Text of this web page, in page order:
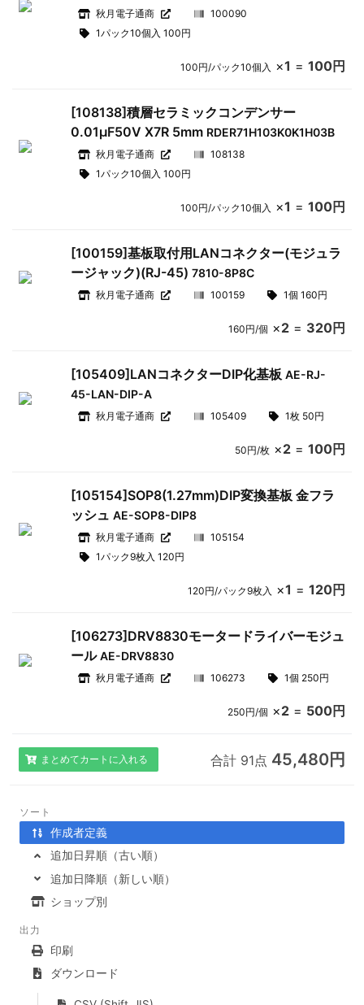
秋月電子通商
100090
1パック10個入 100円
100円/パック10個入 ×1 = 100円
[108138]積層セラミックコンデンサー
0.01μF50V X7R 5mm RDER71H103K0K1H03B
秋月電子通商
108138
1パック10個入 100円
100円/パック10個入 ×1 = 100円
[100159]基板取付用LANコネクター(モジュラ
ージャック)(RJ-45)7810-8P8C
秋月電子通商 100159 1個 160円
160円/個 ×2= 320円
[105409]LANコネクターDIP化基板AE-RJ-
45-LAN-DIP-A
秋月電子通商 105409 1枚 50円
50円/枚×2= 100円
[105154]SOP8(1.27mm)DIP変換基板 金フラ
ッシュAE-SOP8-DIP8
秋月電子通商
105154
1パック9枚入 120円
120円/パック9枚入 ×1 = 120円
[106273]DRV8830モータードライバーモジュ
ールAE-DRV8830
秋月電子通商 106273 1個 250円
250円/個 ×2= 500円
まとめてカートに入れる 合計 91点 45,480円
ソート
作成者定義
追加日昇順（古い順）
追加日降順（新しい順）
ショップ別
出力
印刷
ダウンロード